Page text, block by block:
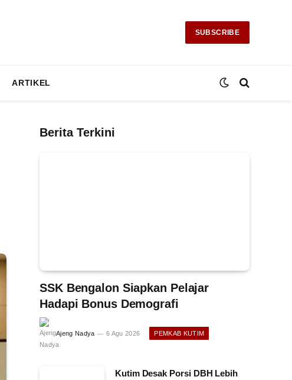
SUBSCRIBE
ARTIKEL
Berita Terkini
SSK Bengalon Siapkan Pelajar
Hadapi Bonus Demografi
Ajeng Nadya 6 Agu 2026 PEMKAB KUTIM
Kutim Desak Porsi DBH Lebih